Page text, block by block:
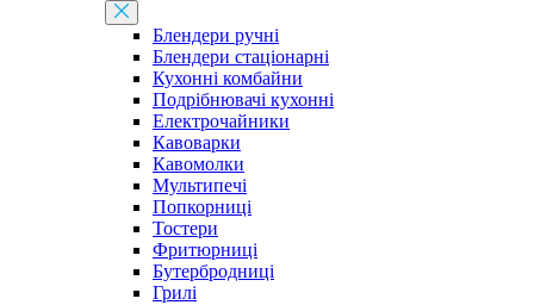
Блендери ручні
Блендери стаціонарні
Кухонні комбайни
Подрібнювачі кухонні
Електрочайники
Кавоварки
Кавомолки
Мультипечі
Попкорниці
Тостери
Фритюрниці
Бутербродниці
Грилі